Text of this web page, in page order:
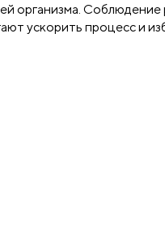
организма. Соблюдение
ускорить процесс и